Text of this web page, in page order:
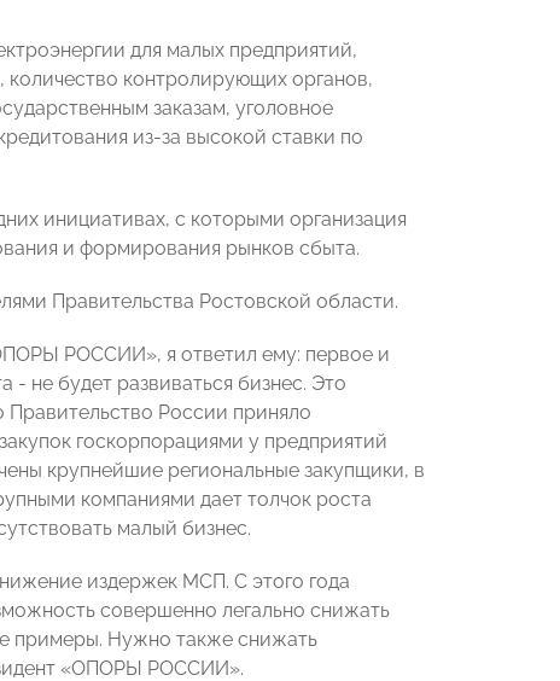
для малых предприятий,
контролирующих органов,
заказам, уголовное
из-за высокой ставки по
инициативах, с которыми организация
и формирования рынков сбыта.
Правительства Ростовской области.
РОССИИ», я ответил ему: первое и
не будет развиваться бизнес. Это
Правительство России приняло
госкорпорациями у предприятий
крупнейшие региональные закупщики, в
компаниями дает толчок роста
малый бизнес.
издержек МСП. С этого года
совершенно легально снижать
примеры. Нужно также снижать
«ОПОРЫ РОССИИ».